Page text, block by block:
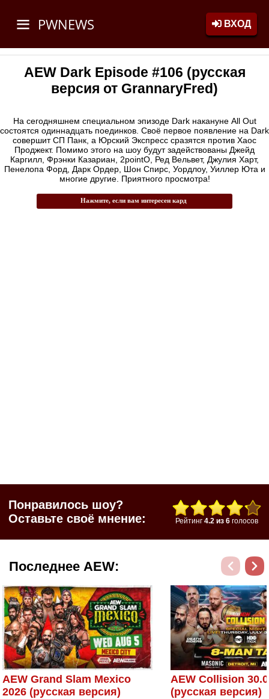
PWNEWS ВХОД
AEW Dark Episode #106 (русская
версия от GrannaryFred)
На сегодняшнем специальном эпизоде Dark накануне All Out
состоятся одиннадцать поединков. Своё первое появление на Dark
совершит СП Панк, а Юрский Экспресс сразятся против Хаос
Проджект. Помимо этого на шоу будут задействованы Джейд
Каргилл, Фрэнки Казариан, 2pointO, Ред Вельвет, Джулия Харт,
Пенелопа Форд, Дарк Ордер, Шон Спирс, Уордлоу, Уиллер Юта и
многие другие. Приятного просмотра!
Нажмите, если вам интересен кард
Понравилось шоу?
Оставьте своё мнение:
Рейтинг 4.2 из 6 голосов
Последнее AEW:
AEW Grand Slam Mexico
2026 (русская версия)
AEW Collision
(русская версия)